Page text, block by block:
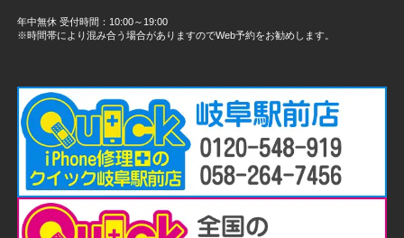
年中無休 受付時間：10:00～19:00
※時間帯により混み合う場合がありますのでWeb予約をお勧めします。